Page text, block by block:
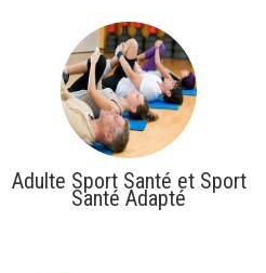
Adulte Sport Santé et Sport
Santé Adapté